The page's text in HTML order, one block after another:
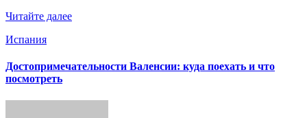
Читайте далее
Испания
Достопримечательности Валенсии: куда поехать и что
посмотреть